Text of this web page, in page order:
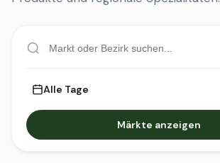
Alle Tage
Märkte anzeigen